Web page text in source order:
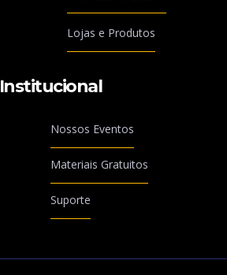
Lojas e Produtos
Institucional
Nossos Eventos
Materiais Gratuitos
Suporte